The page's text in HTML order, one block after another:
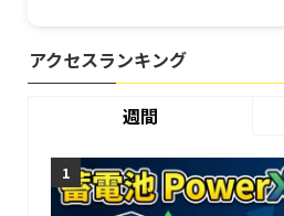
アクセスランキング
週間